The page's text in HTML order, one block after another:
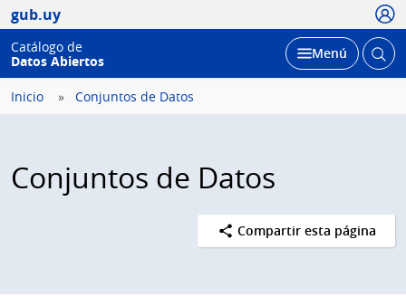
gub.uy
Catálogo de
Datos Abiertos
Desplegar
Menú Abrir
Inicio Conjuntos de Datos
Conjuntos de Datos
Compartir esta página